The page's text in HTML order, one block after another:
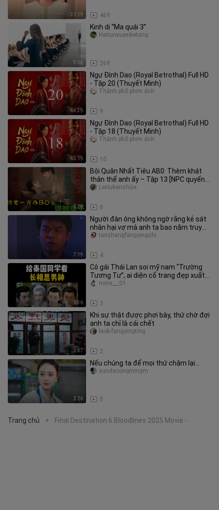
31:19 469
9:02
Kinh dị “Ma quái 3”
269
Haitunxuexiketang
44:39
Ngự Đình Dao (Royal Betrothal) Full HD
- Tập 20 (Thuyết Minh)
9
Thành phố phim ảnh
45:19
Ngự Đình Dao (Royal Betrothal) Full HD
- Tập 18 (Thuyết Minh)
10
Thành phố phim ảnh
5:28
Bội Quân Nhất Tiêu AB0: Thèm khát
thân thể anh ấy – Tập 13 [NPC quyến
rũ | Con trả nợ thay cha | Soá
8
Lexiukanshijie
7:19
Người đàn ông không ngờ rằng kẻ sát
nhân hại vợ mà anh ta bao năm truy
tìm hóa ra lại là người thân
4
tanzhangfangyingshi
1:36
Cô gái Thái Lan soi mỹ nam “Trường
Tương Tư”, ai diện cổ trang đẹp xuất
sắc nhất?
3
none___01
2:47
Khi sự thật được phơi bày, thứ chờ đợi
anh ta chỉ là cái chết
2
laok-fangyingting
2:26
Nếu chúng ta để mọi thứ chậm lại…
5
sundacongmingm
Trang chủ > Final Destination 6 Bloodlines 2025 Movie -